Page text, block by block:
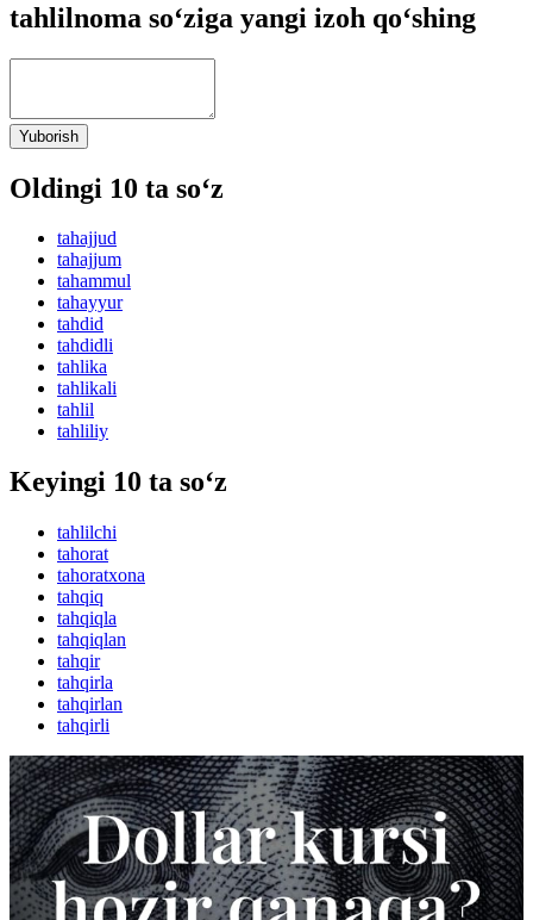
tahlilnoma so‘ziga yangi izoh qo‘shing
Yuborish
Oldingi 10 ta so‘z
tahajjud
tahajjum
tahammul
tahayyur
tahdid
tahdidli
tahlika
tahlikali
tahlil
tahliliy
Keyingi 10 ta so‘z
tahlilchi
tahorat
tahoratxona
tahqiq
tahqiqla
tahqiqlan
tahqir
tahqirla
tahqirlan
tahqirli